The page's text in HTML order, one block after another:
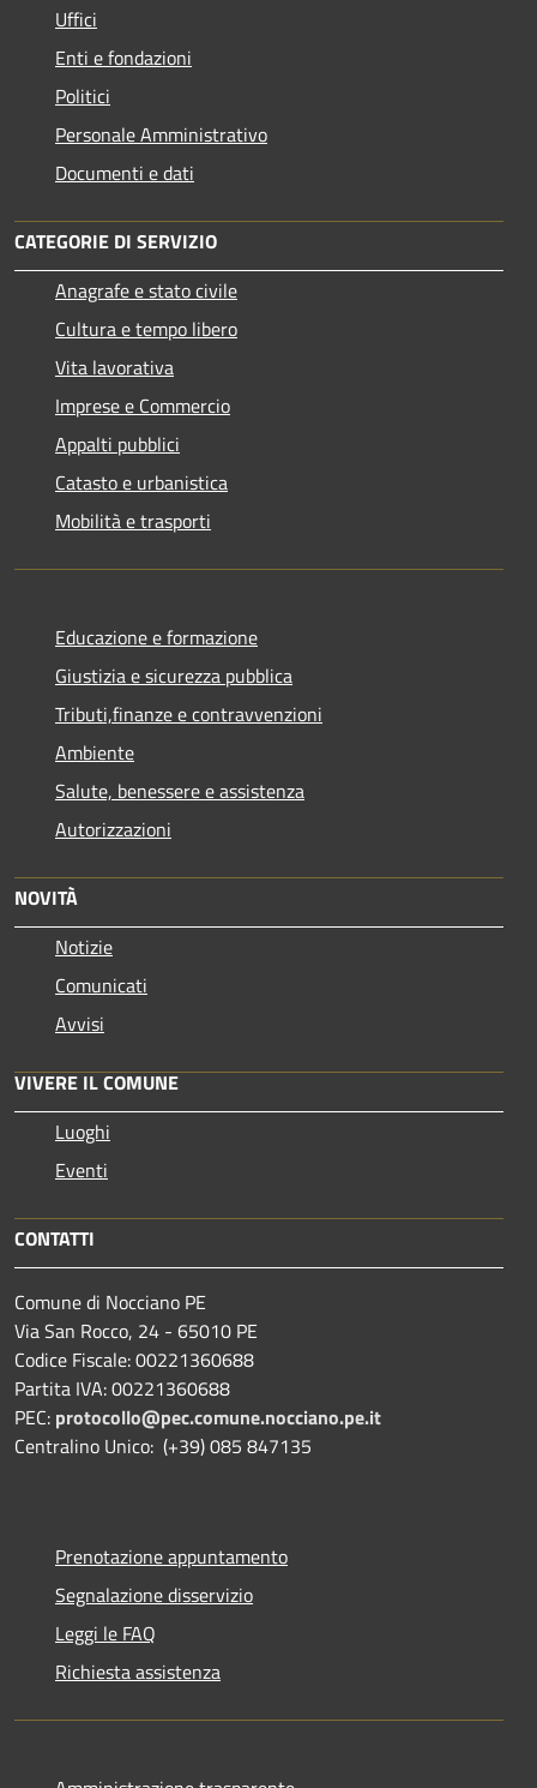
Uffici
Enti e fondazioni
Politici
Personale Amministrativo
Documenti e dati
CATEGORIE DI SERVIZIO
Anagrafe e stato civile
Cultura e tempo libero
Vita lavorativa
Imprese e Commercio
Appalti pubblici
Catasto e urbanistica
Mobilità e trasporti
Educazione e formazione
Giustizia e sicurezza pubblica
Tributi,finanze e contravvenzioni
Ambiente
Salute, benessere e assistenza
Autorizzazioni
NOVITÀ
Notizie
Comunicati
Avvisi
VIVERE IL COMUNE
Luoghi
Eventi
CONTATTI
Comune di Nocciano PE
Via San Rocco, 24 - 65010 PE
Codice Fiscale: 00221360688
Partita IVA: 00221360688
PEC: protocollo@pec.comune.nocciano.pe.it
Centralino Unico: (+39) 085 847135
Prenotazione appuntamento
Segnalazione disservizio
Leggi le FAQ
Richiesta assistenza